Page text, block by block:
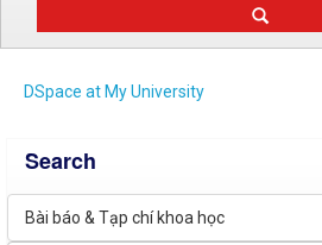
DSpace at My University
Search